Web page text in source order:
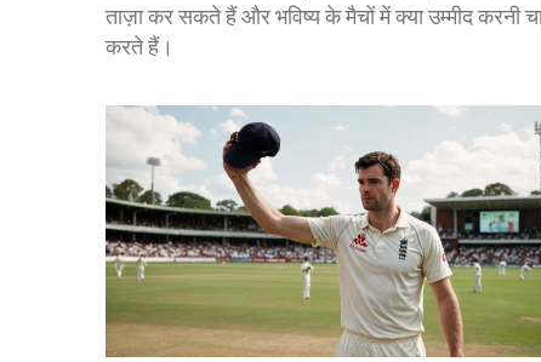
ताज़ा कर सकते हैं और भविष्य के मैचों में क्या उम्मीद
करते हैं।